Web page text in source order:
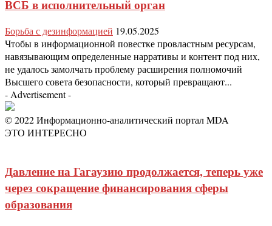
ВСБ в исполнительный орган
Борьба с дезинформацией 19.05.2025
Чтобы в информационной повестке провластным ресурсам,
навязывающим определенные нарративы и контент под них,
не удалось замолчать проблему расширения полномочий
Высшего совета безопасности, который превращают...
- Advertisement -
© 2022 Информационно-аналитический портал MDA
ЭТО ИНТЕРЕСНО
Давление на Гагаузию продолжается, теперь уже
через сокращение финансирования сферы
образования